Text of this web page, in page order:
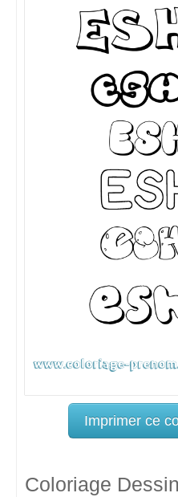
Imprimer ce
Coloriage